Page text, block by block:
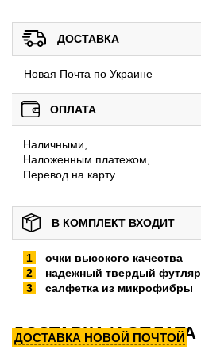
ДОСТАВКА
Новая Почта по Украине
ОПЛАТА
Наличными,
Наложенным платежом,
Перевод на карту
В КОМПЛЕКТ ВХОДИТ
очки высокого качества
надежный твердый футляр
салфетка из микрофибры
ДОСТАВКА И ОПЛАТА
ДОСТАВКА НОВОЙ ПОЧТОЙ